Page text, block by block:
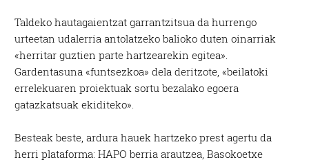
Taldeko hautagaientzat garrantzitsua da hurrengo
urteetan udalerria antolatzeko balioko duten oinarriak
«herritar guztien parte hartzearekin egitea».
Gardentasuna «funtsezkoa» dela deritzote, «beilatoki
errelekuaren proiektuak sortu bezalako egoera
gatazkatsuak ekiditeko».
Besteak beste, ardura hauek hartzeko prest agertu da
herri plataforma: HAPO berria arautzea, Basokoetxe